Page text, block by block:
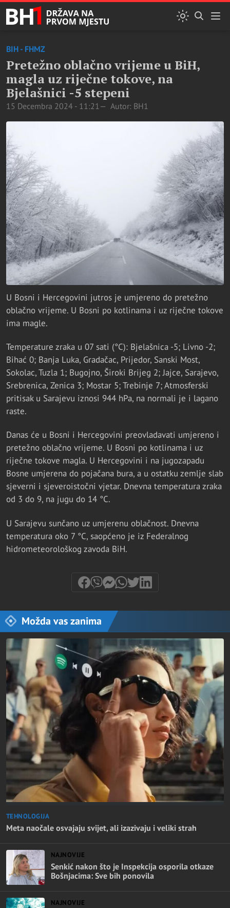
BIH - FHMZ
Pretežno oblačno vrijeme u BiH,
magla uz riječne tokove, na
Bjelašnici -5 stepeni
15 Decembra 2024 - 11:21 Autor: BH1
U Bosni i Hercegovini jutros je umjereno do pretežno
oblačno vrijeme. U Bosni po kotlinama i uz riječne tokove
ima magle.
Temperature zraka u 07 sati (°C): Bjelašnica -5; Livno -2;
Bihać 0; Banja Luka, Gradačac, Prijedor, Sanski Most,
Sokolac, Tuzla 1; Bugojno, Široki Brijeg 2; Jajce, Sarajevo,
Srebrenica, Zenica 3; Mostar 5; Trebinje 7; Atmosferski
pritisak u Sarajevu iznosi 944 hPa, na normali je i lagano
raste.
Danas će u Bosni i Hercegovini preovladavati umjereno i
pretežno oblačno vrijeme. U Bosni po kotlinama i uz
riječne tokove magla. U Hercegovini i na jugozapadu
Bosne umjerena do pojačana bura, a u ostatku zemlje slab
sjeverni i sjeveroistočni vjetar. Dnevna temperatura zraka
od 3 do 9, na jugu do 14 °C.
U Sarajevu sunčano uz umjerenu oblačnost. Dnevna
temperatura oko 7 °C, saopćeno je iz Federalnog
hidrometeorološkog zavoda BiH.
Možda vas zanima
TEHNOLOGIJA
Meta naočale osvajaju svijet, ali izazivaju i veliki strah
NAJNOVIJE
Senkić nakon što je Inspekcija osporila otkaze
Bošnjacima: Sve bih ponovila
NAJNOVIJE